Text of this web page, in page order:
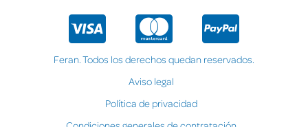
Feran. Todos los derechos quedan reservados.
Aviso legal
Política de privacidad